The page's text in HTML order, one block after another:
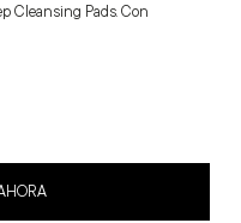
Cleansing Pads. Con